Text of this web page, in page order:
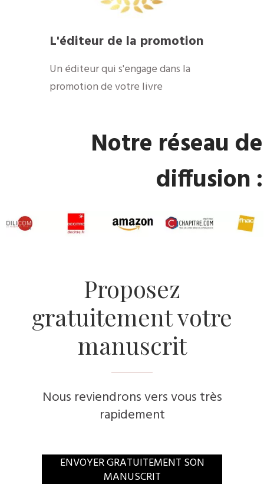
L'éditeur de la promotion
Un éditeur qui s'engage dans la
promotion de votre livre
Notre réseau de
diffusion :
Proposez
gratuitement votre
manuscrit
Nous reviendrons vers vous très
rapidement
ENVOYER GRATUITEMENT SON
MANUSCRIT